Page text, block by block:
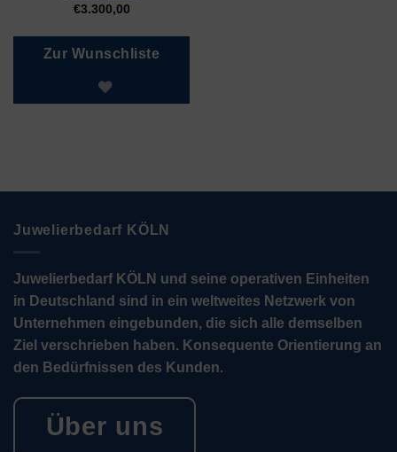
€3.300,00
Zur Wunschliste
Juwelierbedarf KÖLN
Juwelierbedarf KÖLN und seine operativen Einheiten
in Deutschland sind in ein weltweites Netzwerk von
Unternehmen eingebunden, die sich alle demselben
Ziel verschrieben haben. Konsequente Orientierung an
den Bedürfnissen des Kunden.
Über uns